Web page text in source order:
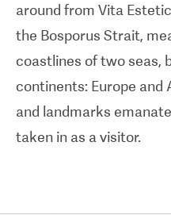
around from Vita
the Bosporus Strait,
coastlines of two seas,
continents: Europe and
and landmarks
taken in as a visitor.